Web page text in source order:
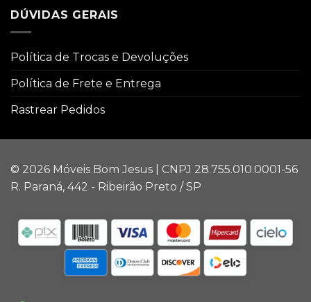
DÚVIDAS GERAIS
Política de Trocas e Devoluções
Política de Frete e Entrega
Rastrear Pedidos
© 2026 Móveis Bom Jesus | CNPJ 28.755.010.0001-56
R. Paraná, 442 - Ribeirão Preto / SP